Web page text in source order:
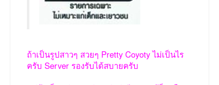
ถ้าเป็นรูปสาวๆ สวยๆ Pretty Coyoty ไม่เป็นไร
ครับ Server รองรับได้สบายครับ